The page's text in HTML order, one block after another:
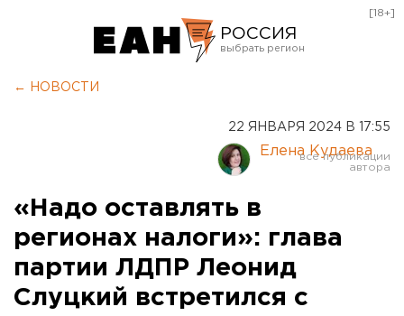
РОССИЯ
Курган
Оренбург
[18+]
← НОВОСТИ
22 ЯНВАРЯ 2024 В 17:55
Елена Кудаева
«Надо оставлять в
регионах налоги»: глава
партии ЛДПР Леонид
Слуцкий встретился с